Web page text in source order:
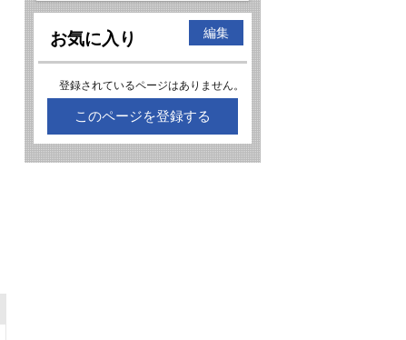
お気に入り 編集
登録されているページはありません。
このページを登録する